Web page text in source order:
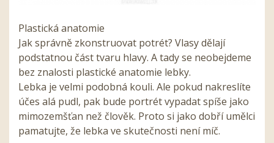
Plastická anatomie
Jak správně zkonstruovat potrét? Vlasy dělají
podstatnou část tvaru hlavy. A tady se neobejdeme
bez znalosti plastické anatomie lebky.
Lebka je velmi podobná kouli. Ale pokud nakreslíte
účes alá pudl, pak bude portrét vypadat spíše jako
mimozemšťan než člověk. Proto si jako dobří umělci
pamatujte, že lebka ve skutečnosti není míč.